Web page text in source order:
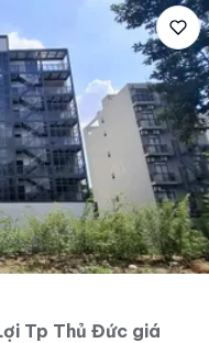
Tp Thủ Đức giá